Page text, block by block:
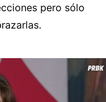
pero sólo